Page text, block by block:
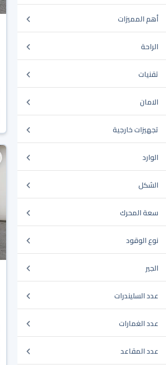
أهم المميزات
الراحة
تقنيات
الامان
تجهيزات خارجية
الوارد
الشكل
سعة المحرك
نوع الوقود
الجير
عدد السليندرات
عدد الغمارات
عدد المقاعد